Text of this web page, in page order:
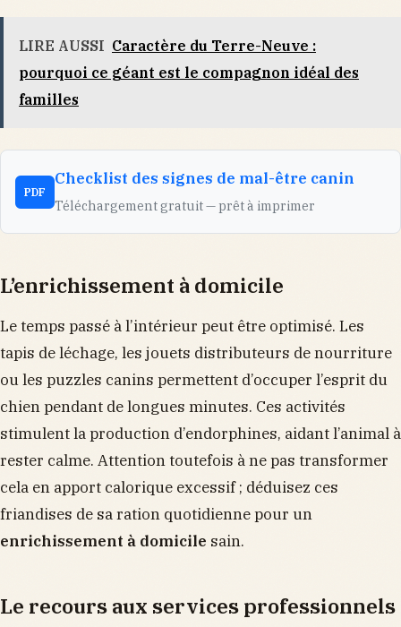
LIRE AUSSI Caractère du Terre-Neuve :
pourquoi ce géant est le compagnon idéal des
familles
PDF
Checklist des signes de mal-être canin
Téléchargement gratuit — prêt à imprimer
L’enrichissement à domicile
Le temps passé à l’intérieur peut être optimisé. Les
tapis de léchage, les jouets distributeurs de nourriture
ou les puzzles canins permettent d’occuper l’esprit du
chien pendant de longues minutes. Ces activités
stimulent la production d’endorphines, aidant l’animal à
rester calme. Attention toutefois à ne pas transformer
cela en apport calorique excessif ; déduisez ces
friandises de sa ration quotidienne pour un
enrichissement à domicile sain.
Le recours aux services professionnels